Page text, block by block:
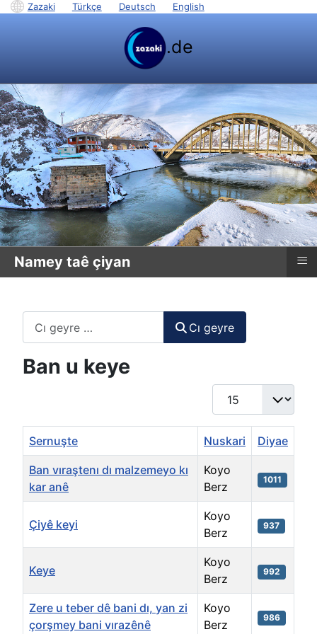
Zazaki Türkçe Deutsch English
.de
Namey taê çiyan ≡
Cı geyre
Ban u keye
Display #
Sernuşte Nuskari Diyae
Ban vıraştenı dı malzemeyo kı
kar anê
Koyo
Berz
1011
Çiyê keyi
Koyo
Berz
937
Keye
Koyo
Berz
992
Zere u teber dê bani dı, yan zi
çorşmey bani vırazênê
Koyo
Berz
986